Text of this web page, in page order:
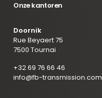
Onze kantoren
Doornik
Rue Beyaert 75
7500 Tournai
+32 69 76 66 46
info@fb-transmission.com